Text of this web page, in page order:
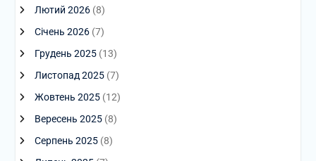
Лютий 2026(8)
Січень 2026(7)
Грудень 2025(13)
Листопад 2025(7)
Жовтень 2025(12)
Вересень 2025(8)
Серпень 2025(8)